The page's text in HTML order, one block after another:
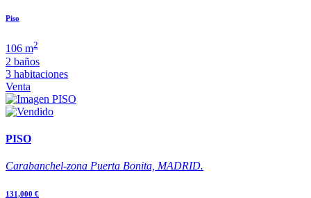
Piso
106 m2
2 baños
3 habitaciones
Venta
PISO
Carabanchel-zona Puerta Bonita, MADRID.
131,000 €